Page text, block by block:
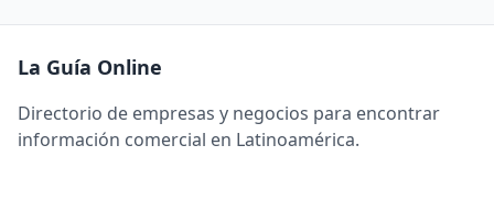
La Guía Online
Directorio de empresas y negocios para encontrar
información comercial en Latinoamérica.